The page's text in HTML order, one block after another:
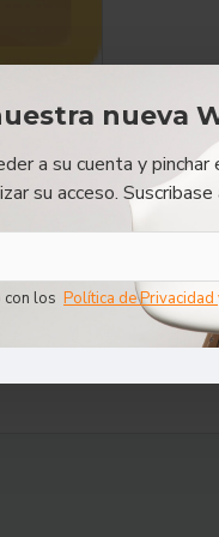
nueva
a su cuenta y
su acceso.
con los Política de Privacidad
RESEÑAS